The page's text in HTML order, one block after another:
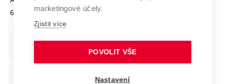
Specifický výzkum
Organizační struktura
Ochrana osobních údajů
602 00 Brno
vut@vutbr.cz
marketingové účely.
Zjistit více
POVOLIT VŠE
Nastavení